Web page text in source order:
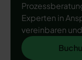
Experten in
vereinbaren
Buchungtermin